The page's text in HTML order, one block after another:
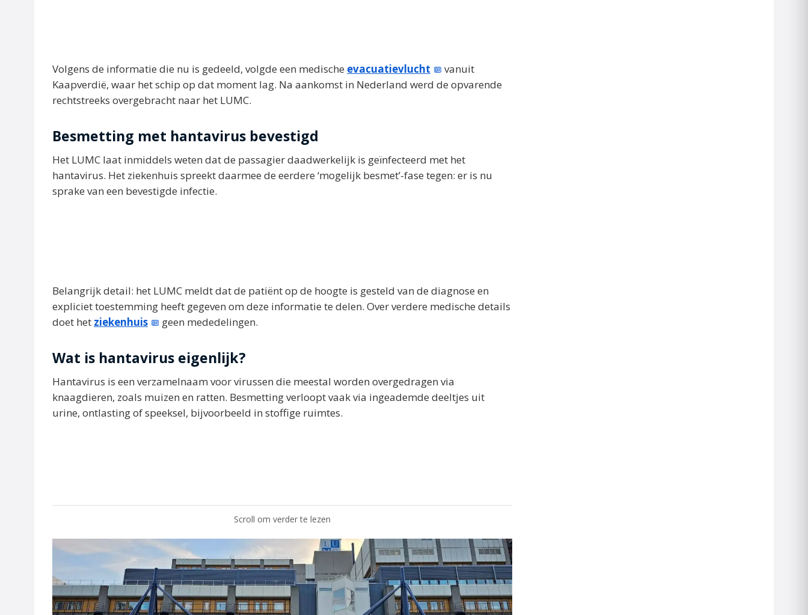
Volgens de informatie die nu is gedeeld, volgde een medische evacuatievlucht
vanuit
Kaapverdië, waar het schip op dat moment lag. Na aankomst in Nederland werd de opvarende
rechtstreeks overgebracht naar het LUMC.
Besmetting met hantavirus bevestigd
Het LUMC laat inmiddels weten dat de passagier daadwerkelijk is geïnfecteerd met het
hantavirus. Het ziekenhuis spreekt daarmee de eerdere ‘mogelijk besmet’-fase tegen: er is nu
sprake van een bevestigde infectie.
Belangrijk detail: het LUMC meldt dat de patiënt op de hoogte is gesteld van de diagnose en
expliciet toestemming heeft gegeven om deze informatie te delen. Over verdere medische details
doet het ziekenhuis geen mededelingen.
Wat is hantavirus eigenlijk?
Hantavirus is een verzamelnaam voor virussen die meestal worden overgedragen via
knaagdieren, zoals muizen en ratten. Besmetting verloopt vaak via ingeademde deeltjes uit
urine, ontlasting of speeksel, bijvoorbeeld in stoffige ruimtes.
Scroll om verder te lezen